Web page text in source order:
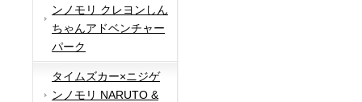
ンノモリ クレヨンしん
ちゃんアドベンチャー
パーク
タイムズカー×ニジゲ
ンノモリ NARUTO &